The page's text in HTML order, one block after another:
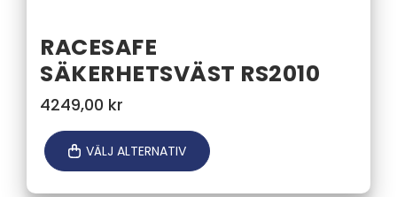
RACESAFE
SÄKERHETSVÄST RS2010
4249,00 kr
VÄLJ ALTERNATIV